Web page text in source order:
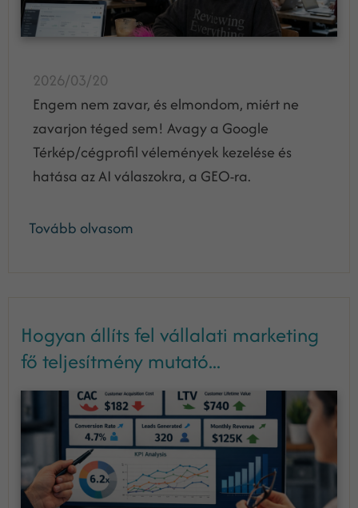
2026/03/20
Engem nem zavar, és elmondom, miért ne
zavarjon téged sem! Avagy a Google
Térkép/cégprofil vélemények kezelése és
hatása az AI válaszokra, a GEO-ra.
Tovább olvasom
Hogyan állíts fel vállalati marketing
fő teljesítmény mutató...